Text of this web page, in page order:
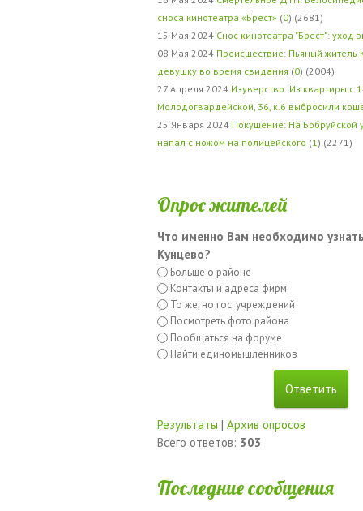
сноса кинотеатра «Брест» (0) (2681)
15 Мая 2024 Снос кинотеатра "Брест": уход
08 Мая 2024 Происшествие: Пьяный житель
девушку во время свидания (0) (2004)
27 Апреля 2024 Изуверство: Из квартиры с
Молодогвардейской, 36, к.6 выбросили
25 Января 2024 Покушение: На Бобруйской
напал с ножом на полицейского (1 ) (2271)
Опрос жителей
Что именно Вам необходимо
Кунцево?
Больше о районе
Контакты и адреса фирм
То же, но гос. учреждений
Посмотреть фото района
Пообщаться на форуме
Найти единомышленников
Результаты | Архив опросов
Всего ответов: 303
Последние сообщения